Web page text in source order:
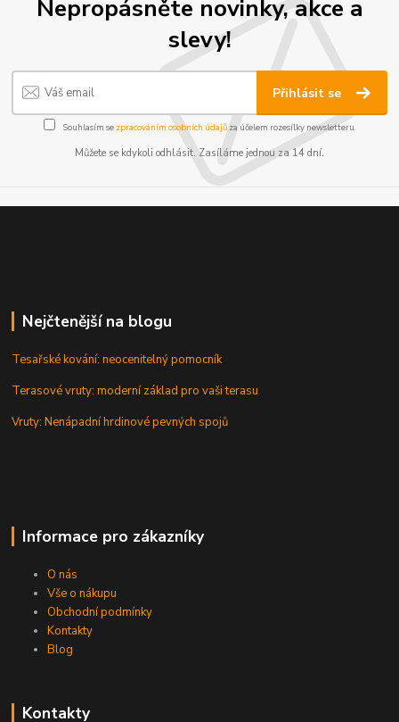
Nepropásněte novinky, akce a
slevy!
Přihlásit se
Souhlasím se zpracováním osobních údajůza účelem rozesílky newsletteru.
Můžete se kdykoli odhlásit. Zasíláme jednou za 14 dní.
Nejčtenější na blogu
Tesařské kování: neocenitelný pomocník
Terasové vruty: moderní základ pro vaši terasu
Vruty: Nenápadní hrdinové pevných spojů
Informace pro zákazníky
O nás
Vše o nákupu
Obchodní podmínky
Kontakty
Blog
Kontakty